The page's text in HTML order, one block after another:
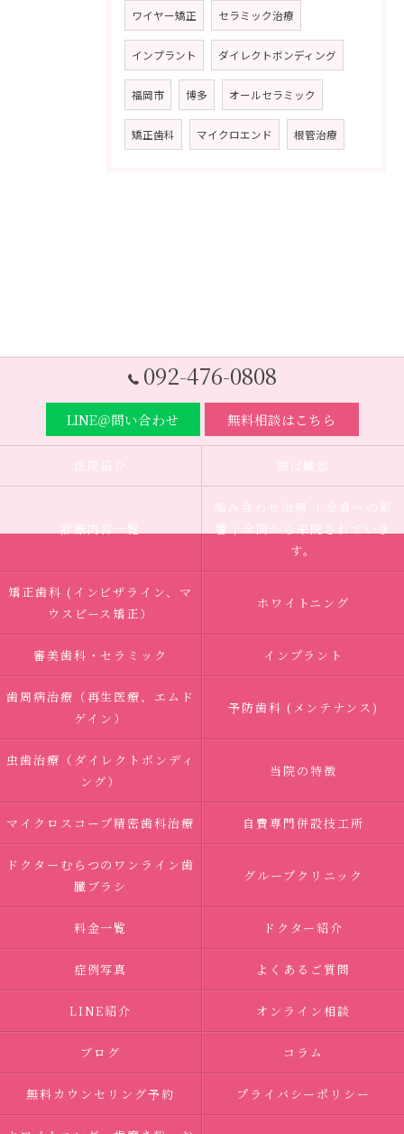
ワイヤー矯正 セラミック治療
インプラント ダイレクトボンディング
福岡市 博多 オールセラミック
矯正歯科 マイクロエンド 根管治療
092-476-0808
LINE＠問い合わせ 無料相談はこちら
医院紹介 歯は臓器
診療内容一覧
噛み合わせ治療 ｜全身への影
響｜全国から来院されていま
す。
矯正歯科 (インビザライン、マ
ウスピース矯正）
ホワイトニング
審美歯科・セラミック インプラント
歯周病治療（再生医療、エムド
ゲイン）
予防歯科 (メンテナンス)
虫歯治療（ダイレクトボンディ
ング）
当院の特徴
マイクロスコープ精密歯科治療 自費専門併設技工所
ドクターむらつのワンライン歯
臓ブラシ
グループクリニック
料金一覧 ドクター紹介
症例写真 よくあるご質問
LINE紹介 オンライン相談
ブログ コラム
無料カウンセリング予約 プライバシーポリシー